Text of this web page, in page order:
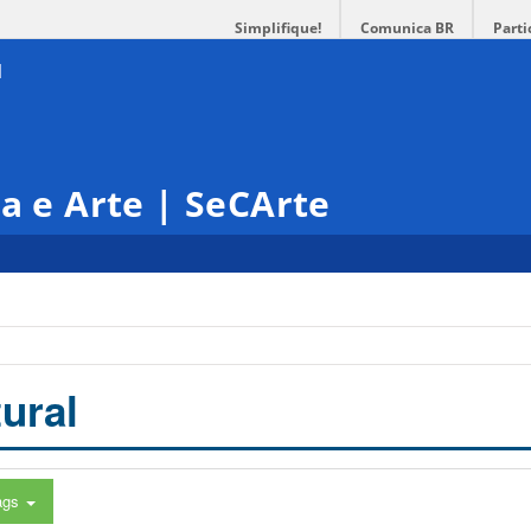
Simplifique! Comunica BR
e Arte | SeCArte